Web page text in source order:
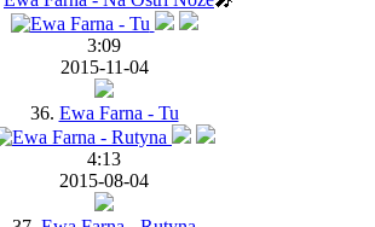
3:09
2015-11-04
36. Ewa Farna - Tu
4:13
2015-08-04